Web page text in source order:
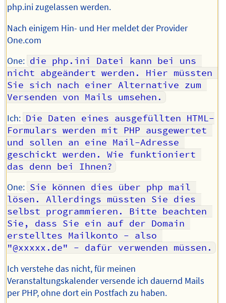
php.ini zugelassen werden.
Nach einigem Hin- und Her meldet der Provider
One.com
One: die php.ini Datei kann bei uns
nicht abgeändert werden. Hier müssten
Sie sich nach einer Alternative zum
Versenden von Mails umsehen.
Ich: Die Daten eines ausgefüllten HTML-
Formulars werden mit PHP ausgewertet
und sollen an eine Mail-Adresse
geschickt werden. Wie funktioniert
das denn bei Ihnen?
One: Sie können dies über php mail
lösen. Allerdings müssten Sie dies
selbst programmieren. Bitte beachten
Sie, dass Sie ein auf der Domain
erstelltes Mailkonto - also
"@xxxxx.de" - dafür verwenden müssen.
Ich verstehe das nicht, für meinen
Veranstaltungskalender versende ich dauernd Mails
per PHP, ohne dort ein Postfach zu haben.